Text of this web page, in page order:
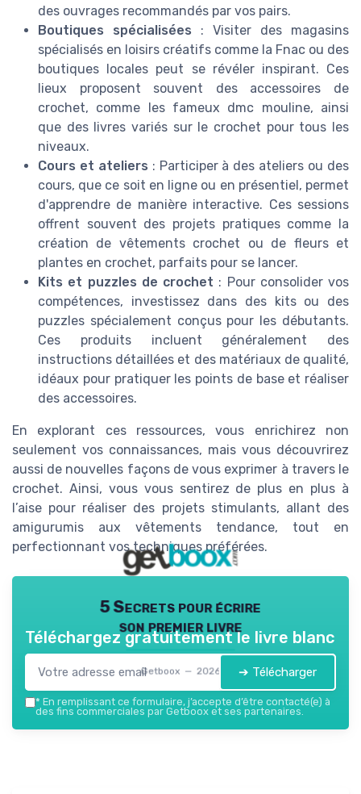
des ouvrages recommandés par vos pairs.
Boutiques spécialisées : Visiter des magasins
spécialisés en loisirs créatifs comme la Fnac ou des
boutiques locales peut se révéler inspirant. Ces
lieux proposent souvent des accessoires de
crochet, comme les fameux dmc mouline, ainsi
que des livres variés sur le crochet pour tous les
niveaux.
Cours et ateliers : Participer à des ateliers ou des
cours, que ce soit en ligne ou en présentiel, permet
d'apprendre de manière interactive. Ces sessions
offrent souvent des projets pratiques comme la
création de vêtements crochet ou de fleurs et
plantes en crochet, parfaits pour se lancer.
Kits et puzzles de crochet : Pour consolider vos
compétences, investissez dans des kits ou des
puzzles spécialement conçus pour les débutants.
Ces produits incluent généralement des
instructions détaillées et des matériaux de qualité,
idéaux pour pratiquer les points de base et réaliser
des accessoires.
En explorant ces ressources, vous enrichirez non
seulement vos connaissances, mais vous découvrirez
aussi de nouvelles façons de vous exprimer à travers le
crochet. Ainsi, vous vous sentirez de plus en plus à
l’aise pour réaliser des projets stimulants, allant des
amigurumis aux vêtements tendance, tout en
perfectionnant vos techniques préférées.
5 Secrets pour écrire
son premier livre
Getboox — 2026
Téléchargez gratuitement le livre blanc
➔ Télécharger
* En remplissant ce formulaire, j’accepte d’être contacté(e) à
des fins commerciales par Getboox et ses partenaires.